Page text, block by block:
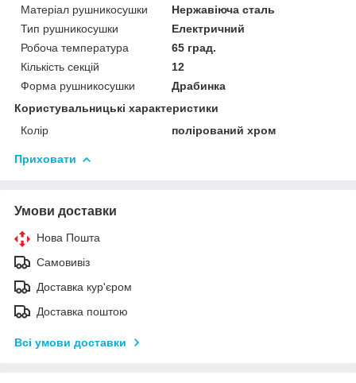
Матеріал рушникосушки
Нержавіюча сталь
Тип рушникосушки
Електричний
Робоча температура
65 град.
Кількість секцій
12
Форма рушникосушки
Драбинка
Користувальницькі характеристики
Колір
полірований хром
Приховати
Умови доставки
Нова Пошта
Самовивіз
Доставка кур'єром
Доставка поштою
Всі умови доставки